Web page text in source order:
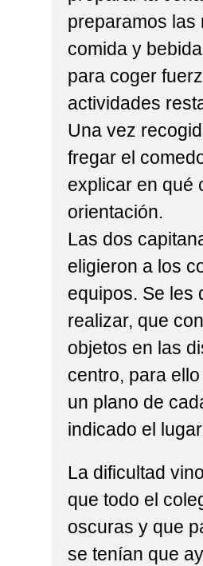
preparamos las
comida y
para coger
actividades
Una vez
fregar el
explicar en qué
orientación.
Las dos
eligieron a los
equipos. Se les
realizar, que
objetos en las
centro, para
un plano de
indicado el
La dificultad
que todo el
oscuras y que
se tenían que